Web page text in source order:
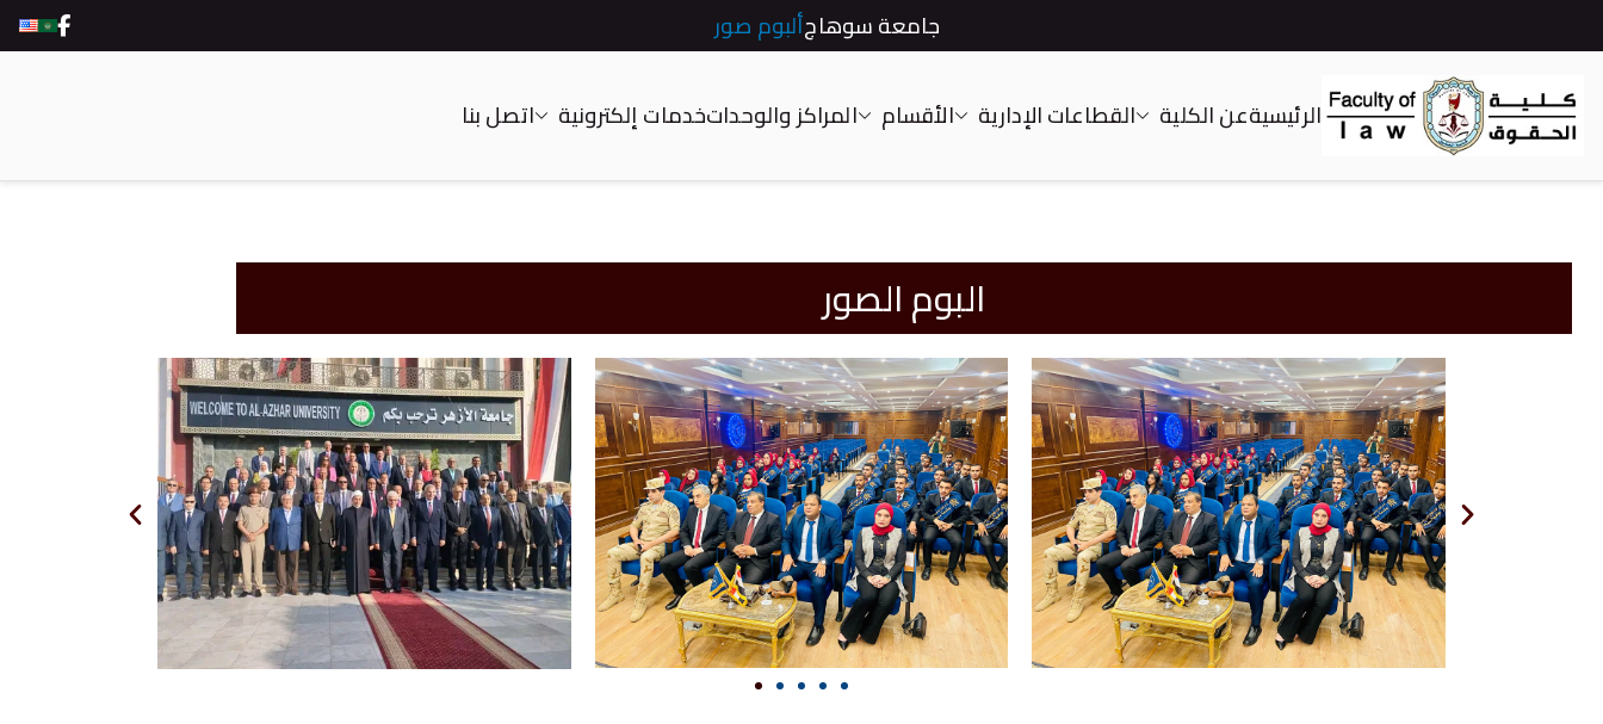
جامعة سوهاجألبوم صور
الرئيسيةعن الكلية القطاعات الإدارية الأقسام المراكز والوحداتخدمات إلكترونية اتصل بنا
البوم الصور